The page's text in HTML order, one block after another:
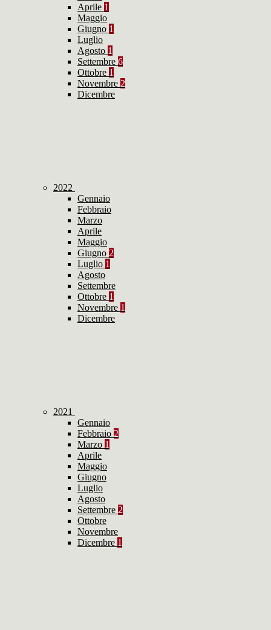
Aprile 1
Maggio
Giugno 1
Luglio
Agosto 1
Settembre 6
Ottobre 1
Novembre 2
Dicembre
2022
Gennaio
Febbraio
Marzo
Aprile
Maggio
Giugno 2
Luglio 1
Agosto
Settembre
Ottobre 1
Novembre 1
Dicembre
2021
Gennaio
Febbraio 2
Marzo 1
Aprile
Maggio
Giugno
Luglio
Agosto
Settembre 2
Ottobre
Novembre
Dicembre 1